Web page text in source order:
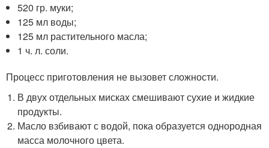
520 гр. муки;
125 мл воды;
125 мл растительного масла;
1 ч. л. соли.
Процесс приготовления не вызовет сложности.
В двух отдельных мисках смешивают сухие и жидкие
продукты.
Масло взбивают с водой, пока образуется однородная
масса молочного цвета.